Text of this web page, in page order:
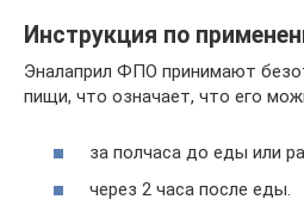
Инструкция по
Эналаприл ФПО принимают
пищи, что означает, что его
за полчаса до еды или
через 2 часа после еды.